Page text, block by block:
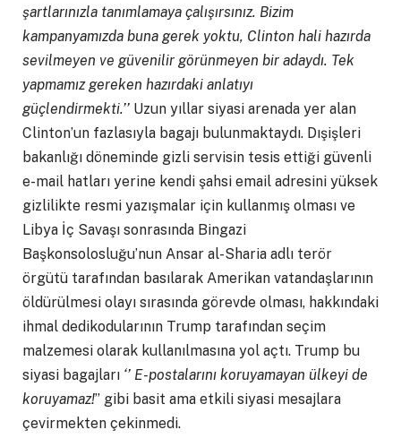
şartlarınızla tanımlamaya çalışırsınız. Bizim
kampanyamızda buna gerek yoktu, Clinton hali hazırda
sevilmeyen ve güvenilir görünmeyen bir adaydı. Tek
yapmamız gereken hazırdaki anlatıyı
güçlendirmekti.’’ Uzun yıllar siyasi arenada yer alan
Clinton’un fazlasıyla bagajı bulunmaktaydı. Dışişleri
bakanlığı döneminde gizli servisin tesis ettiği güvenli
e-mail hatları yerine kendi şahsi email adresini yüksek
gizlilikte resmi yazışmalar için kullanmış olması ve
Libya İç Savaşı sonrasında Bingazi
Başkonsolosluğu’nun Ansar al-Sharia adlı terör
örgütü tarafından basılarak Amerikan vatandaşlarının
öldürülmesi olayı sırasında görevde olması, hakkındaki
ihmal dedikodularının Trump tarafından seçim
malzemesi olarak kullanılmasına yol açtı. Trump bu
siyasi bagajları ‘’ E-postalarını koruyamayan ülkeyi de
koruyamaz!’’ gibi basit ama etkili siyasi mesajlara
çevirmekten çekinmedi.